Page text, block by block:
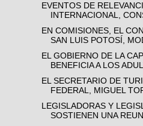
EVENTOS DE
INTERNACIONAL,
EN COMISIONES, EL
SAN LUIS POTOSÍ,
EL GOBIERNO DE LA
BENEFICIA A LOS
EL SECRETARIO DE
FEDERAL, MIGUEL
LEGISLADORAS Y
SOSTIENEN UNA